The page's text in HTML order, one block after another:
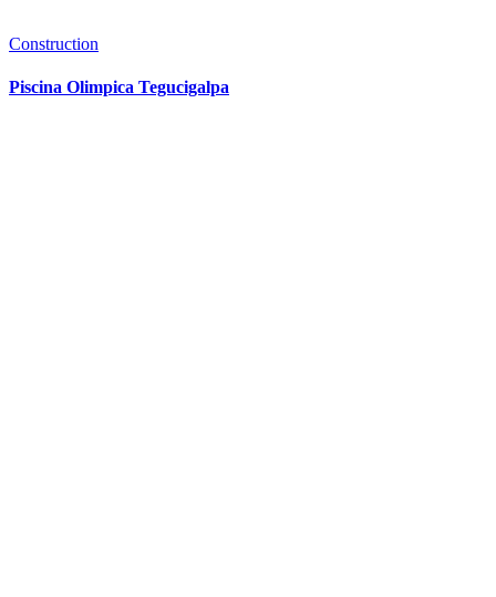
Construction
Piscina Olimpica Tegucigalpa